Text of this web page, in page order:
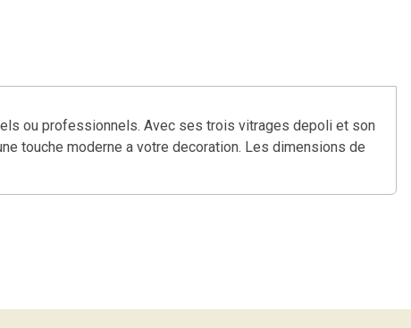
ou professionnels. Avec ses trois vitrages depoli et son
touche moderne a votre decoration. Les dimensions de